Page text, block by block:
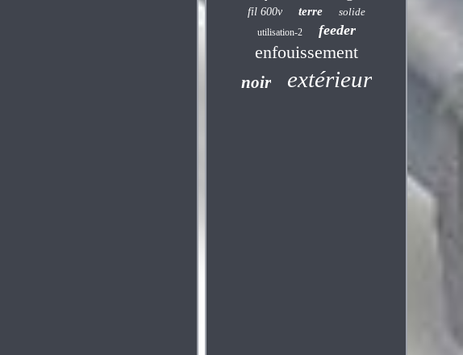
fil 600v terre solide
utilisation-2 feeder
enfouissement
noir extérieur